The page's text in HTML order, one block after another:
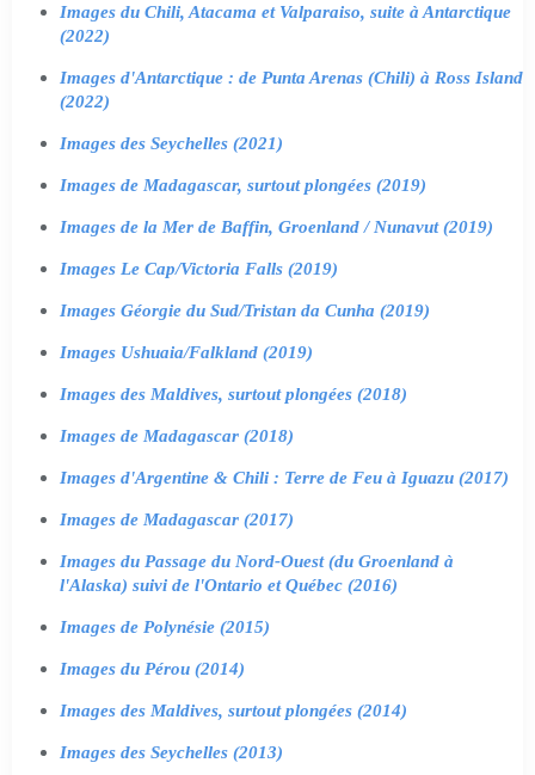
Images du Chili, Atacama et Valparaiso, suite à Antarctique
(2022)
Images d'Antarctique : de Punta Arenas (Chili) à Ross Island
(2022)
Images des Seychelles (2021)
Images de Madagascar, surtout plongées (2019)
Images de la Mer de Baffin, Groenland / Nunavut (2019)
Images Le Cap/Victoria Falls (2019)
Images Géorgie du Sud/Tristan da Cunha (2019)
Images Ushuaia/Falkland (2019)
Images des Maldives, surtout plongées (2018)
Images de Madagascar (2018)
Images d'Argentine & Chili : Terre de Feu à Iguazu (2017)
Images de Madagascar (2017)
Images du Passage du Nord-Ouest (du Groenland à
l'Alaska) suivi de l'Ontario et Québec (2016)
Images de Polynésie (2015)
Images du Pérou (2014)
Images des Maldives, surtout plongées (2014)
Images des Seychelles (2013)